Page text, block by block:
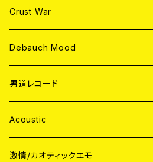
Crust War
Debauch Mood
男道レコード
Acoustic
JAPAN
激情/カオティックエモ